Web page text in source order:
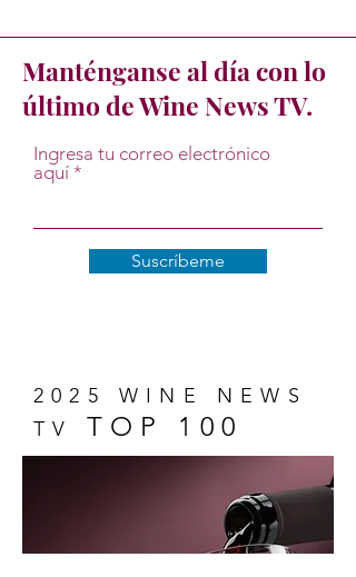
Manténganse al día con lo
último de Wine News TV.
Ingresa tu correo electrónico
aquí
Suscríbeme
2025 WINE NEWS
TV TOP 100